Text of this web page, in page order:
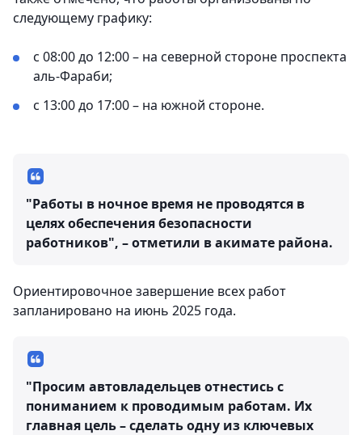
следующему графику:
с 08:00 до 12:00 – на северной стороне проспекта
аль-Фараби;
с 13:00 до 17:00 – на южной стороне.
"Работы в ночное время не проводятся в
целях обеспечения безопасности
работников", – отметили в акимате района.
Ориентировочное завершение всех работ
запланировано на июнь 2025 года.
"Просим автовладельцев отнестись с
пониманием к проводимым работам. Их
главная цель – сделать одну из ключевых